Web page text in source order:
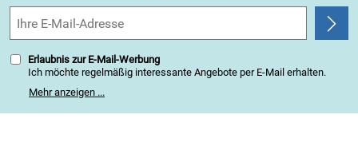
Erlaubnis zur E-Mail-Werbung
Ich möchte regelmäßig interessante Angebote per E-Mail erhalten.
weitergegeben. Zu statistischen Zwecken wird in anonymer Form
Mehr anzeigen ...